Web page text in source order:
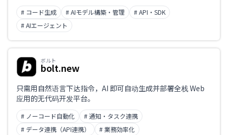
# コード生成 # AIモデル構築・管理
# API・SDK
# AIエージェント
ボルト
bolt.new
只需用自然语言下达指令，AI 即可自动生成并部署全栈 Web
应用的无代码开发平台。
# ノーコード自動化
# 通知・タスク連携
# データ連携（API連携）
# 業務効率化